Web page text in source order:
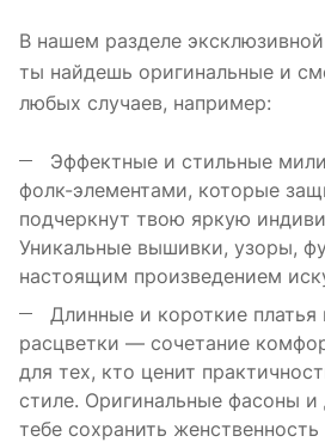
В нашем разделе
ты найдешь оригинальные и
любых случаев, например:
Эффектные и стильные
фолк-элементами, которые
подчеркнут твою яркую
Уникальные вышивки, узоры,
настоящим произведением
Длинные и короткие
расцветки — сочетание
для тех, кто ценит
стиле. Оригинальные фасоны и
тебе сохранить